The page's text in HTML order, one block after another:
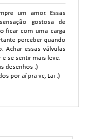
um amor. Essas
gostosa de
ficar com uma carga
perceber quando
Achar essas válvulas
se sentir mais leve.
desenhos :)
por aí pra vc, Lai :)